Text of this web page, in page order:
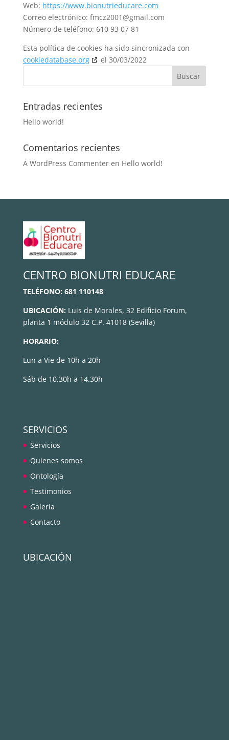
Web: https://www.bionutrieducare.com
Correo electrónico: moc.liamg@1002zcmf
Número de teléfono: 610 93 07 81
Esta política de cookies ha sido sincronizada con
cookiedatabase.org
el 30/03/2022
Entradas recientes
Hello world!
Comentarios recientes
A WordPress Commenteren Hello world!
CENTRO BIONUTRI EDUCARE
TELÉFONO: 681 110148
UBICACIÓN: Luis de Morales, 32 Edificio Forum,
planta 1 módulo 32 C.P. 41018 (Sevilla)
HORARIO:
Lun a Vie de 10h a 20h
Sáb de 10.30h a 14.30h
SERVICIOS
Servicios
Quienes somos
Ontología
Testimonios
Galería
Contacto
UBICACIÓN